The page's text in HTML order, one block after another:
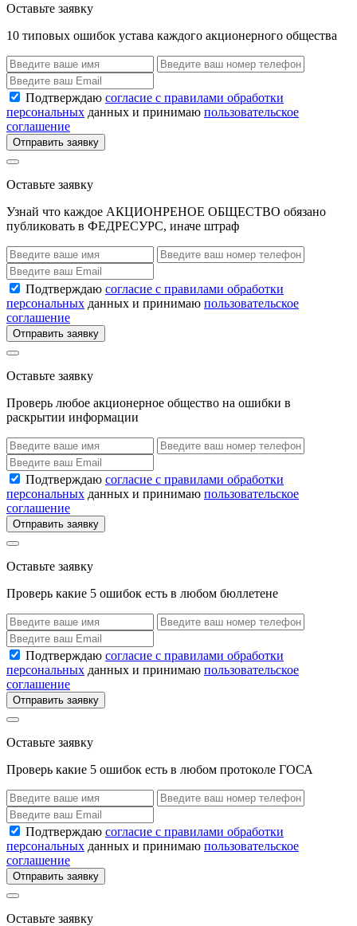
Оставьте заявку
10 типовых ошибок устава каждого акционерного общества
Подтверждаю согласие с правилами обработки
персональных данных и принимаю пользовательское
соглашение
Отправить заявку
Оставьте заявку
Узнай что каждое АКЦИОНРЕНОЕ ОБЩЕСТВО обязано
публиковать в ФЕДРЕСУРС, иначе штраф
Подтверждаю согласие с правилами обработки
персональных данных и принимаю пользовательское
соглашение
Отправить заявку
Оставьте заявку
Проверь любое акционерное общество на ошибки в
раскрытии информации
Подтверждаю согласие с правилами обработки
персональных данных и принимаю пользовательское
соглашение
Отправить заявку
Оставьте заявку
Проверь какие 5 ошибок есть в любом бюллетене
Подтверждаю согласие с правилами обработки
персональных данных и принимаю пользовательское
соглашение
Отправить заявку
Оставьте заявку
Проверь какие 5 ошибок есть в любом протоколе ГОСА
Подтверждаю согласие с правилами обработки
персональных данных и принимаю пользовательское
соглашение
Отправить заявку
Оставьте заявку